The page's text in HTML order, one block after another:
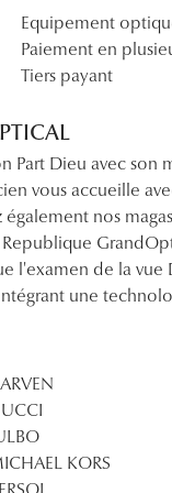
Equipement
Paiement en
Tiers payant
Dieu avec son
vous accueille
nos
l'examen de la
une
KORS